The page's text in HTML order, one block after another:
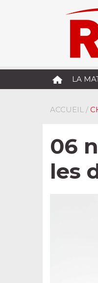
LA
ACCUEIL /
06
les